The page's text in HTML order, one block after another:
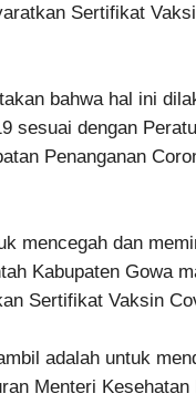
Sertifikat
bahwa hal ini
sesuai dengan
Penanganan
mencegah dan
Kabupaten Gowa
Sertifikat Vaksin
adalah untuk
Menteri